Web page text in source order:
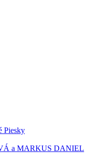
Piesky
a MARKUS DANIEL